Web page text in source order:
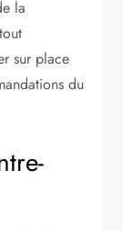
la
sur place
du